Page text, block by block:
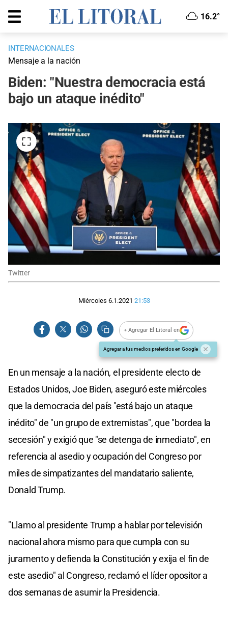
16.2°
INTERNACIONALES
Mensaje a la nación
Biden: "Nuestra democracia está
bajo un ataque inédito"
Twitter
Miércoles 6.1.2021 21:53
+ Agregar El Litoral en
Agregar a tus medios preferidos en Google
En un mensaje a la nación, el presidente electo de
Estados Unidos, Joe Biden, aseguró este miércoles
que la democracia del país "está bajo un ataque
inédito" de "un grupo de extremistas", que "bordea la
secesión" y exigió que "se detenga de inmediato", en
referencia al asedio y ocupación del Congreso por
miles de simpatizantes del mandatario saliente,
Donald Trump.
"Llamo al presidente Trump a hablar por televisión
nacional ahora mismo para que cumpla con su
juramento y defienda la Constitución y exija el fin de
este asedio" al Congreso, reclamó el líder opositor a
dos semanas de asumir la Presidencia.